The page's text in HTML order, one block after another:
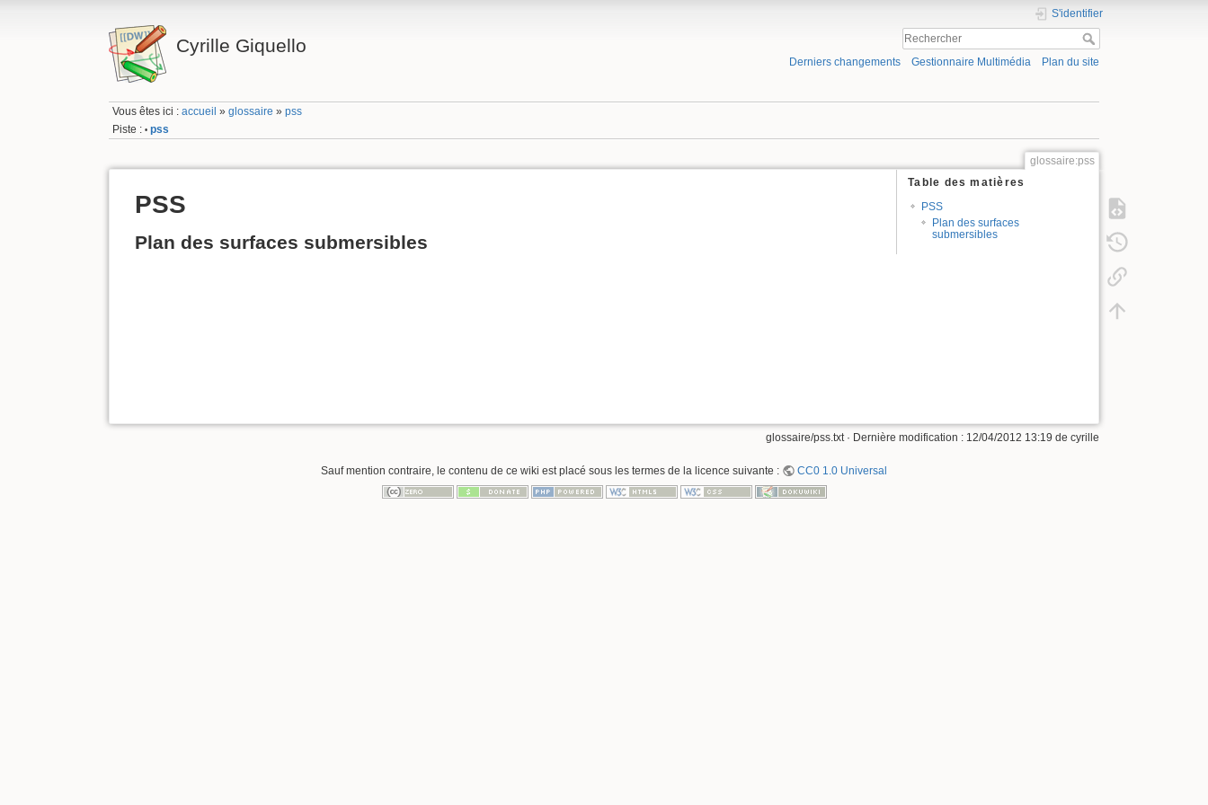
Cyrille Giquello
S'identifier
Derniers changements Gestionnaire Multimédia Plan du site
Vous êtes ici :accueil »glossaire »pss
Piste : • pss
glossaire:pss
Table des matières
PSS
Plan des surfaces
submersibles
PSS
Plan des surfaces submersibles
glossaire/pss.txt· Dernière modification : 12/04/2012 13:19 de cyrille
Sauf mention contraire, le contenu de ce wiki est placé sous les termes de la licence suivante : CC0 1.0 Universal